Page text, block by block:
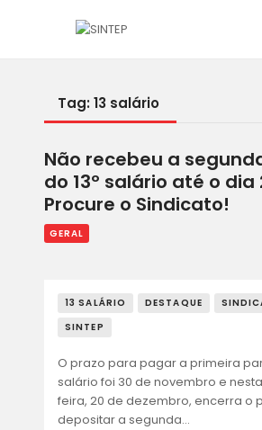
INÍCIO
O
JURÍDICO
NOTÍCIAS
CONVÊNIOS
ACORDOS E
Tag: 13 salário
Não recebeu a
do 13º salário até o dia
Procure o Sindicato!
GERAL
13 SALÁRIO DESTAQUE
SINTEP
O prazo para pagar a primeira
salário foi 30 de novembro e
feira, 20 de dezembro, encerra o
depositar a segunda…